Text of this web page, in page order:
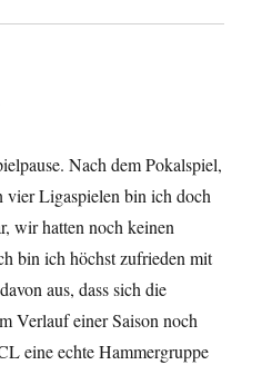
Nach dem Pokalspiel,
vier Ligaspielen bin ich doch
wir hatten noch keinen
bin ich höchst zufrieden mit
aus, dass sich die
Verlauf einer Saison noch
eine echte Hammergruppe